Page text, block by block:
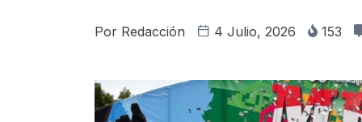
Por Redacción 4 Julio, 2026 153